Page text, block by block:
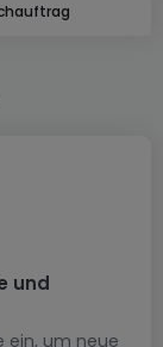
und
ein, um neue